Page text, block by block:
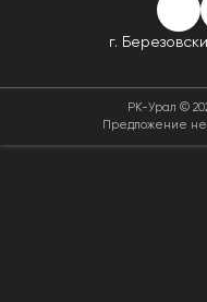
г.
РК-Урал ©
Предложение не